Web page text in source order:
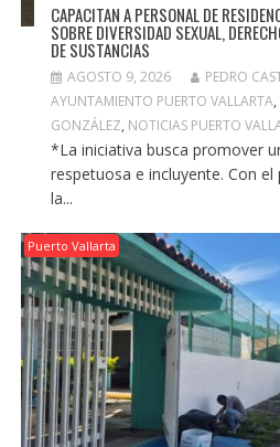
CAPACITAN A PERSONAL DE
SOBRE DIVERSIDAD SEXUAL,
DE SUSTANCIAS
AGOSTO 9, 2026
PEDRO
AYUNTAMIENTO PUERTO VALLARTA,
GONZÁLEZ, NOTICIAS PUERTO
*La iniciativa busca promover
respetuosa e incluyente. Con
la...
Puerto Vallarta